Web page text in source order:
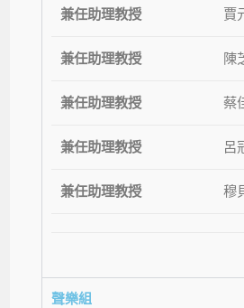
兼任助理教授 賈
兼任助理教授 陳
兼任助理教授 蔡
兼任助理教授 呂
兼任助理教授 穆
聲樂組